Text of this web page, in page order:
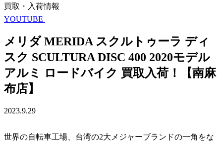
買取・入荷情報
YOUTUBE
メリダ MERIDA スクルトゥーラ ディ
スク SCULTURA DISC 400 2020モデル
アルミ ロードバイク 買取入荷！【南麻
布店】
2023.9.29
世界の自転車工場、台湾の2大メジャーブランドの一角をな